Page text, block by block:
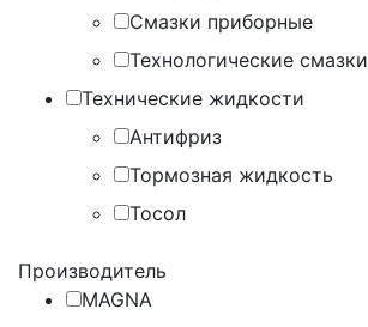
Смазки приборные
Технологические смазки
Технические жидкости
Антифриз
Тормозная жидкость
Тосол
Производитель
MAGNA